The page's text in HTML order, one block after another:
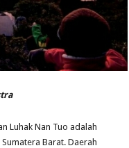
Luhak Nan Tuo adalah
Barat. Daerah